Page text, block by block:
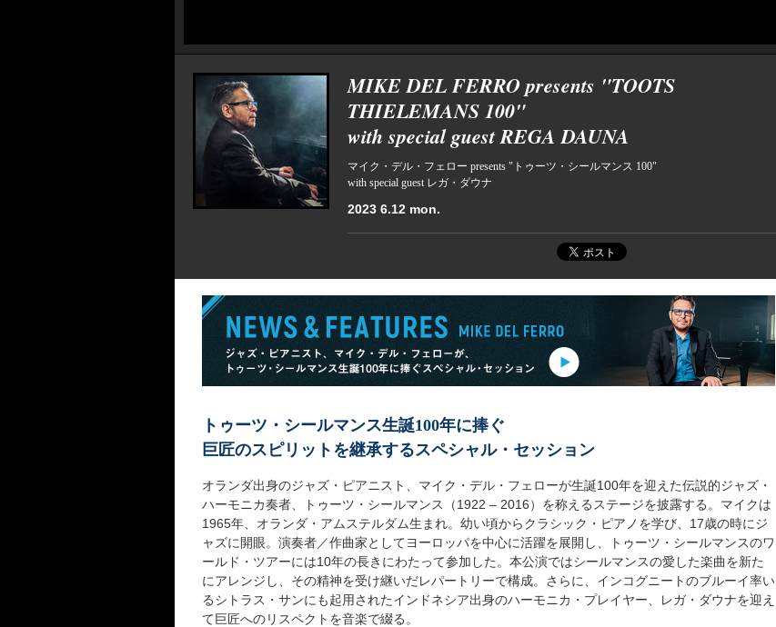
MIKE DEL FERRO presents "TOOTS
THIELEMANS 100"
with special guest REGA DAUNA
マイク・デル・フェロー presents "トゥーツ・シールマンス 100"
with special guest レガ・ダウナ
2023 6.12 mon.
トゥーツ・シールマンス生誕100年に捧ぐ
巨匠のスピリットを継承するスペシャル・セッション
オランダ出身のジャズ・ピアニスト、マイク・デル・フェローが生誕100年を迎えた伝説的ジャズ・
ハーモニカ奏者、トゥーツ・シールマンス（1922 – 2016）を称えるステージを披露する。マイクは
1965年、オランダ・アムステルダム生まれ。幼い頃からクラシック・ピアノを学び、17歳の時にジ
ャズに開眼。演奏者／作曲家としてヨーロッパを中心に活躍を展開し、トゥーツ・シールマンスのワ
ールド・ツアーには10年の長きにわたって参加した。本公演ではシールマンスの愛した楽曲を新た
にアレンジし、その精神を受け継いだレパートリーで構成。さらに、インコグニートのブルーイ率い
るシトラス・サンにも起用されたインドネシア出身のハーモニカ・プレイヤー、レガ・ダウナを迎え
て巨匠へのリスペクトを音楽で綴る。